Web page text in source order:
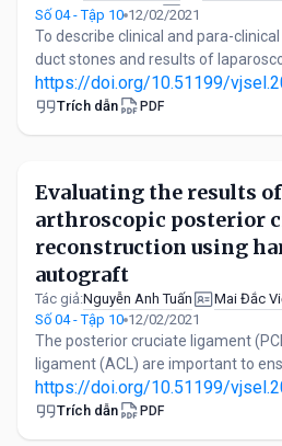
Nguyen Nhat Quang
Nguyen Van
Số 04 - Tập 10 12/02/2021
To describe clinical and para-
duct stones and results of
https://doi.org/10.51199/
Trích dẫn PDF
Evaluating the results
arthroscopic posterior
reconstruction using
autograft
Tác giả:Nguyễn Anh Tuấn Mai Đắc
Số 04 - Tập 10 12/02/2021
The posterior cruciate ligament
ligament (ACL) are important to
https://doi.org/10.51199/
Trích dẫn PDF